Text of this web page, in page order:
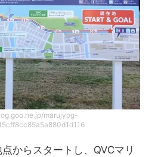
marujyog-
からスタートし、QVCマリ